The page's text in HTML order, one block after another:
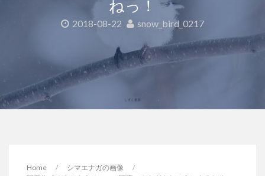
ねっ！
2018-08-22 snow_bird_0217
Home / シマエナガの画像
/